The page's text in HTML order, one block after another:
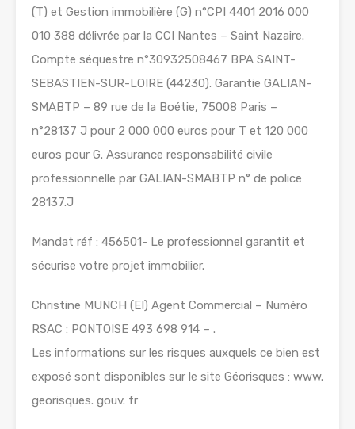
(T) et Gestion immobilière (G) n°CPI 4401 2016 000
010 388 délivrée par la CCI Nantes – Saint Nazaire.
Compte séquestre n°30932508467 BPA SAINT-
SEBASTIEN-SUR-LOIRE (44230). Garantie GALIAN-
SMABTP – 89 rue de la Boétie, 75008 Paris –
n°28137 J pour 2 000 000 euros pour T et 120 000
euros pour G. Assurance responsabilité civile
professionnelle par GALIAN-SMABTP n° de police
28137.J
Mandat réf : 456501- Le professionnel garantit et
sécurise votre projet immobilier.
Christine MUNCH (EI) Agent Commercial – Numéro
RSAC : PONTOISE 493 698 914 – .
Les informations sur les risques auxquels ce bien est
exposé sont disponibles sur le site Géorisques : www.
georisques. gouv. fr